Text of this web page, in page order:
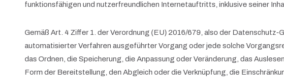
funktionsfähigen und nutzerfreundlichen Internetauftritts, inklusive seiner
Gemäß Art. 4 Ziffer 1. der Verordnung (EU) 2016/679, also der Datenschutz-
automatisierter Verfahren ausgeführter Vorgang oder jede solche
das Ordnen, die Speicherung, die Anpassung oder Veränderung, das
Form der Bereitstellung, den Abgleich oder die Verknüpfung, die